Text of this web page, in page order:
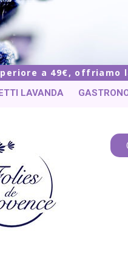
a 49€, offriamo
LAVANDA